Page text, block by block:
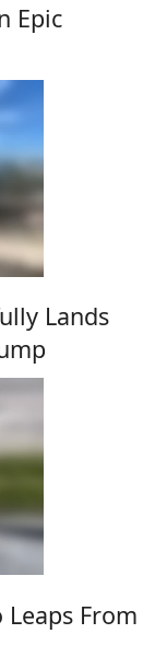
Epic
Lands
From